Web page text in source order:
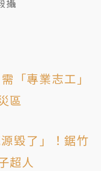
攝
「專業志工」
區
毀了」！鋸竹
超人